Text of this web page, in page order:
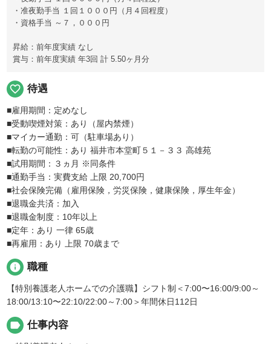
・准夜勤手当 １回１０００円（月４回程度）
・資格手当 ～７，０００円
昇給：前年度実績 なし
賞与：前年度実績 年3回 計 5.50ヶ月分
favorite_border 待遇
■雇用期間：定めなし
■受動喫煙対策：あり（屋内禁煙）
■マイカー通勤：可（駐車場あり）
■転勤の可能性：あり 福井市本堂町５１－３３ 高雄苑
■試用期間：３ヵ月 ※同条件
■通勤手当：実費支給 上限 20,700円
■社会保険完備（雇用保険，労災保険，健康保険，厚生年金）
■退職金共済：加入
■退職金制度：10年以上
■定年：あり 一律 65歳
■再雇用：あり 上限 70歳まで
info 職種
【特別養護老人ホームでの介護職】シフト制＜7:00〜16:00/9:00～
18:00/13:10〜22:10/22:00～7:00＞年間休日112日
label 仕事内容